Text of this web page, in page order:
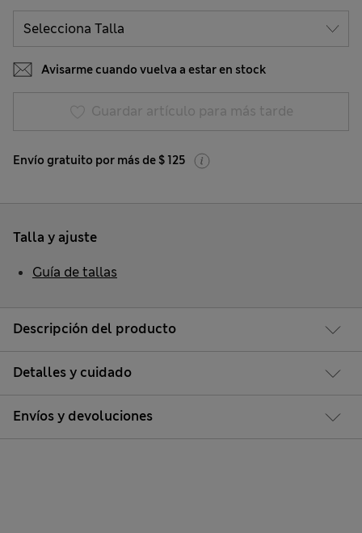
Avisarme cuando vuelva a estar en stock
Guardar artículo para más tarde
Envío gratuito por más de $ 125
Descripción del producto
Detalles y cuidado
Envíos y devoluciones
Talla y ajuste
Guía de tallas